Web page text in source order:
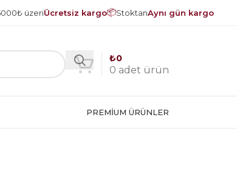
üzeriÜcretsiz kargo📦StoktanAynı gün kargo
0 adet ürün
₺0
PREMIUM ÜRÜNLER